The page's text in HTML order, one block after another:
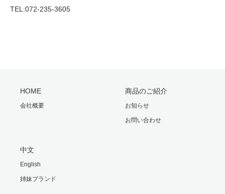
TEL:072-235-3605
HOME
会社概要
商品のご紹介
お知らせ
お問い合わせ
中文
English
姉妹ブランド